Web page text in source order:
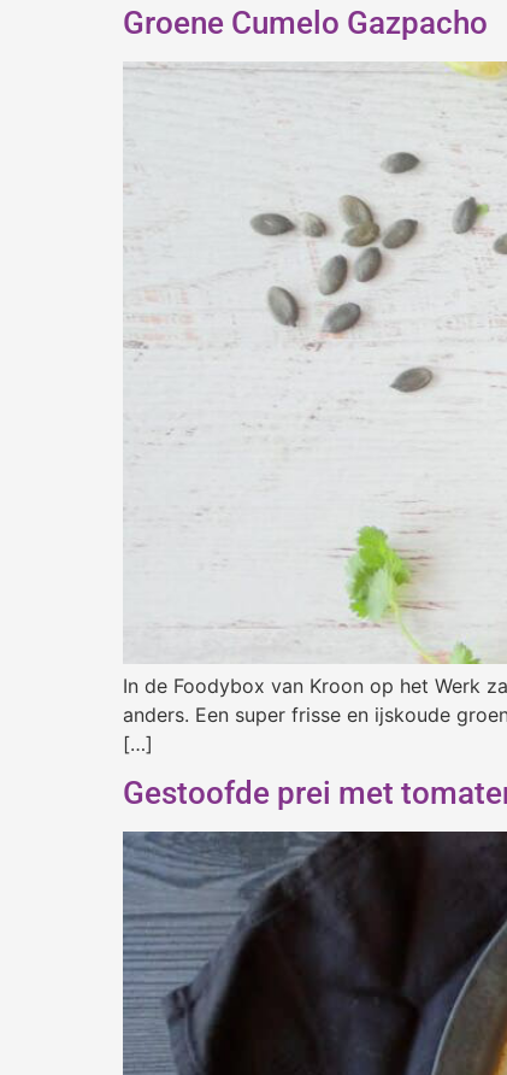
Groene Cumelo Gazpacho
In de Foodybox van Kroon op het Werk
anders. Een super frisse en ijskoude
[…]
Gestoofde prei met